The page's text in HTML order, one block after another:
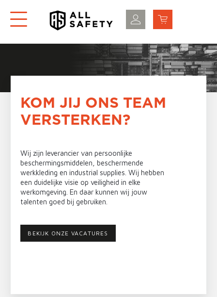
KOM JIJ ONS TEAM
VERSTERKEN?
Wij zijn leverancier van persoonlijke
beschermingsmiddelen, beschermende
werkkleding en industrial supplies. Wij hebben
een duidelijke visie op veiligheid in elke
werkomgeving. En daar kunnen wij jouw
talenten goed bij gebruiken.
BEKIJK ONZE VACATURES